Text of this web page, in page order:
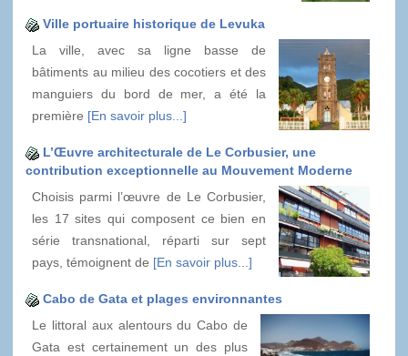
Ville portuaire historique de Levuka
La ville, avec sa ligne basse de
bâtiments au milieu des cocotiers et des
manguiers du bord de mer, a été la
première [En savoir plus...]
L’Œuvre architecturale de Le Corbusier, une
contribution exceptionnelle au Mouvement Moderne
Choisis parmi l’œuvre de Le Corbusier,
les 17 sites qui composent ce bien en
série transnational, réparti sur sept
pays, témoignent de [En savoir plus...]
Cabo de Gata et plages environnantes
Le littoral aux alentours du Cabo de
Gata est certainement un des plus